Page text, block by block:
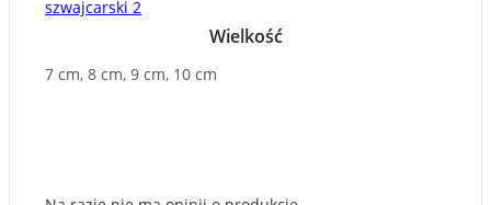
szwajcarski 2
Wielkość
7 cm, 8 cm, 9 cm, 10 cm